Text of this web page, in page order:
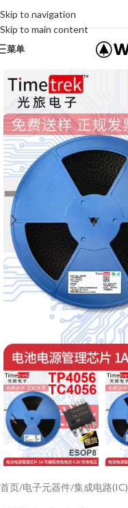
Skip to navigation
Skip to main content
菜单
首页 电子元器件 集成电路(IC)